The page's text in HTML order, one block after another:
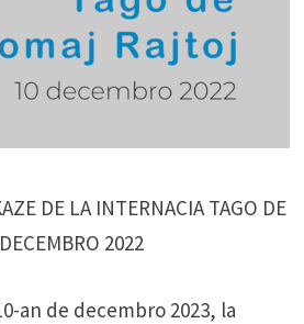
DE LA INTERNACIA TAGO DE
2022
an de decembro 2023, la